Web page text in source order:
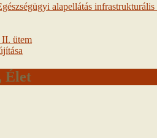
alapellátás infrastrukturális
II. ütem
Élet